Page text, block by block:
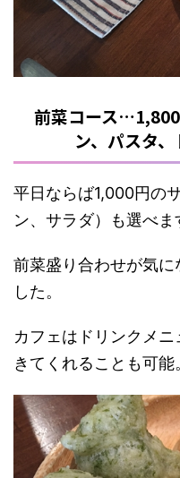
前菜コース
ン、パスタ、
平日ならば1,000円の
ン、サラダ）も選べま
前菜盛り合わせが気に
した。
カフェはドリンクメ
きてくれることも可能